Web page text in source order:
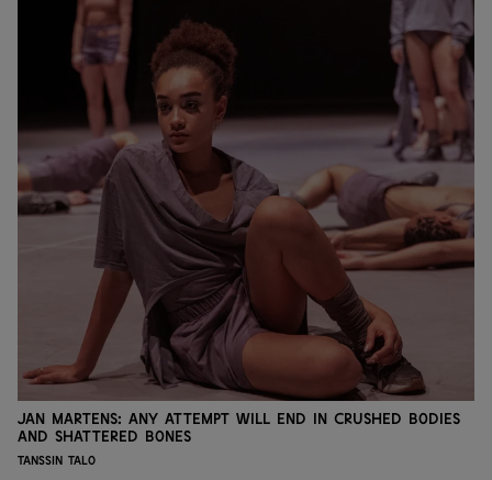
Jan Martens: any attempt will end in crushed bodies
and shattered bones
Tanssin talo